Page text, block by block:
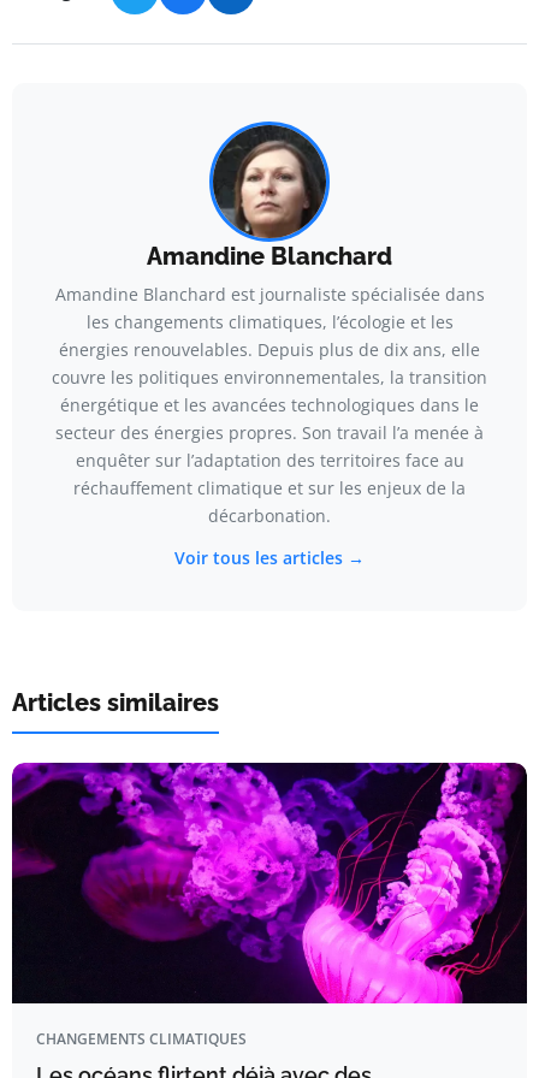
Amandine Blanchard
Amandine Blanchard est journaliste spécialisée dans
les changements climatiques, l’écologie et les
énergies renouvelables. Depuis plus de dix ans, elle
couvre les politiques environnementales, la transition
énergétique et les avancées technologiques dans le
secteur des énergies propres. Son travail l’a menée à
enquêter sur l’adaptation des territoires face au
réchauffement climatique et sur les enjeux de la
décarbonation.
Voir tous les articles →
Articles similaires
CHANGEMENTS CLIMATIQUES